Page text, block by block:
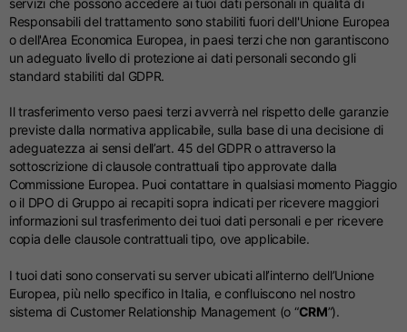
Responsabili del trattamento sono stabiliti fuori dell'Unione Europea
o dell'Area Economica Europea, in paesi terzi che non garantiscono
un adeguato livello di protezione ai dati personali secondo gli
standard stabiliti dal GDPR.
Il trasferimento verso paesi terzi avverrà nel rispetto delle garanzie
previste dalla normativa applicabile, sulla base di una decisione di
adeguatezza ai sensi dell’art. 45 del GDPR o attraverso la
sottoscrizione di clausole contrattuali tipo approvate dalla
Commissione Europea. Puoi contattare in qualsiasi momento Piaggio
o il DPO di Gruppo ai recapiti sopra indicati per ricevere maggiori
informazioni sul trasferimento dei tuoi dati personali e per ricevere
copia delle clausole contrattuali tipo, ove applicabile.
I tuoi dati sono conservati su server ubicati all’interno dell’Unione
Europea, più nello specifico in Italia, e confluiscono nel nostro
sistema di Customer Relationship Management (o “CRM”).